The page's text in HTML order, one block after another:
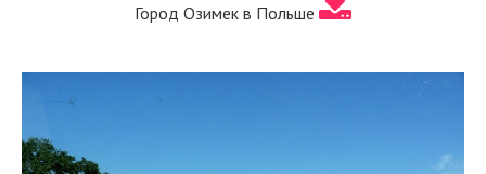
Город Озимек в Польше